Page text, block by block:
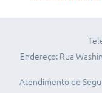
Endereço: Rua
Atendimento de